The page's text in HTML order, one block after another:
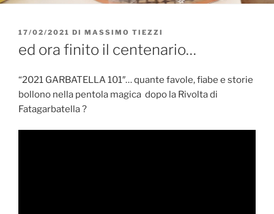
PUBBLICATO
17/02/2021 DI MASSIMO TIEZZI
ed ora finito il centenario…
“2021 GARBATELLA 101″… quante favole, fiabe e storie
bollono nella pentola magica dopo la Rivolta di
Fatagarbatella ?